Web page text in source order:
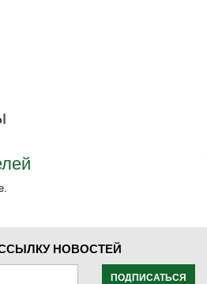
НОВОСТЕЙ
ПОДПИСАТЬСЯ